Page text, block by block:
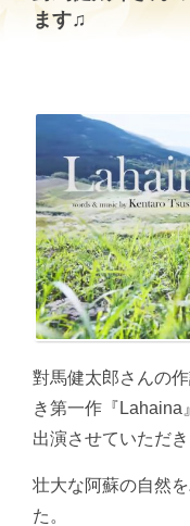
ます♫
對馬健太郎さんの
き第一作『Lahaina
出演させていただ
壮大な阿蘇の自然
た。